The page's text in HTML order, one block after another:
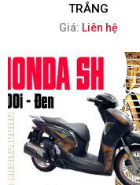
TRẮNG
Giá: Liên hệ